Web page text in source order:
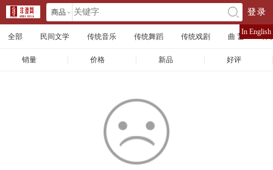
商品 󰄘 登录
全部 民间文学 传统音乐 传统舞蹈 传统戏剧 曲 艺 体
销量 价格 新品 好评
In English